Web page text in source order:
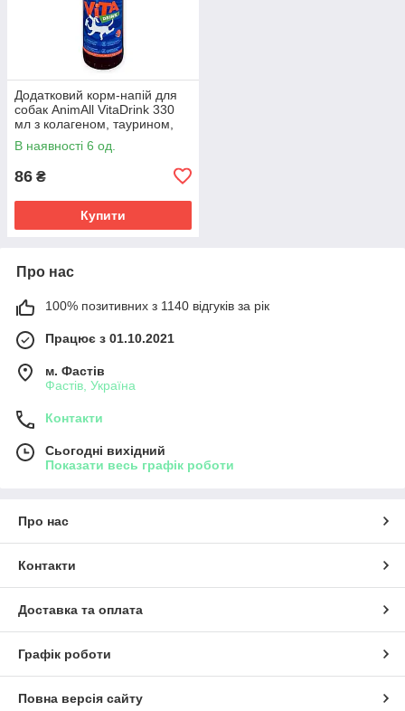
Додатковий корм-напій для
собак AnimAll VitaDrink 330
мл з колагеном, таурином,
ехінацеєю та амінокислотами
для імунітету
В наявності 6 од.
86 ₴
Купити
Про нас
100% позитивних з 1140 відгуків за рік
Працює з 01.10.2021
м. Фастів
Фастів, Україна
Контакти
Сьогодні вихідний
Показати весь графік роботи
Про нас
Контакти
Доставка та оплата
Графік роботи
Повна версія сайту